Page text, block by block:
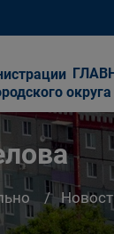
округа